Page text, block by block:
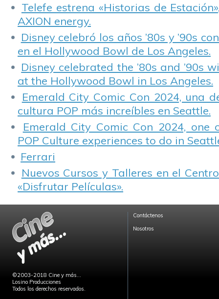
Telefe estrena «Historias de
AXION energy.
Disney celebró los años ’80s y ’90s
en el Hollywood Bowl de Los Angeles.
Disney celebrated the ’80s and ’90s
at the Hollywood Bowl in Los Angeles.
Emerald City Comic Con 2024, una
cultura POP más increíbles en Seattle.
Emerald City Comic Con 2024,
POP Culture experiences to do in
Ferrari
Nuevos Cursos y Talleres en el
«Disfrutar Películas».
©2003-2018 Cine y más...
Losino Producciones
Todos los derechos reservados.
Contáctenos
Nosotros